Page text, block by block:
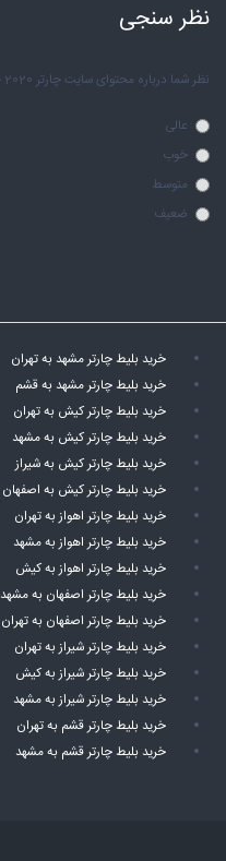
نظر سنجی
نظر شما درباره محتوای سایت چارتر 2020 چیست؟
عالی
خوب
متوسط
ضعیف
خرید بلیط چارتر مشهد به تهران
خرید بلیط چارتر مشهد به قشم
خرید بلیط چارتر کیش به تهران
خرید بلیط چارتر کیش به مشهد
خرید بلیط چارتر کیش به شیراز
خرید بلیط چارتر کیش به اصفهان
خرید بلیط چارتر اهواز به تهران
خرید بلیط چارتر اهواز به مشهد
خرید بلیط چارتر اهواز به کیش
خرید بلیط چارتر اصفهان به مشهد
خرید بلیط چارتر اصفهان به تهران
خرید بلیط چارتر شیراز به تهران
خرید بلیط چارتر شیراز به کیش
خرید بلیط چارتر شیراز به مشهد
خرید بلیط چارتر قشم به تهران
خرید بلیط چارتر قشم به مشهد